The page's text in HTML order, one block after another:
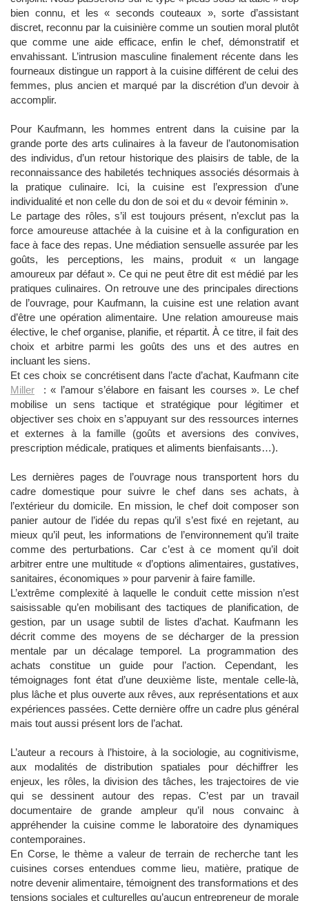
bien connu, et les « seconds couteaux », sorte d’assistant
discret, reconnu par la cuisinière comme un soutien moral plutôt
que comme une aide efficace, enfin le chef, démonstratif et
envahissant. L’intrusion masculine finalement récente dans les
fourneaux distingue un rapport à la cuisine différent de celui des
femmes, plus ancien et marqué par la discrétion d’un devoir à
accomplir.
Pour Kaufmann, les hommes entrent dans la cuisine par la
grande porte des arts culinaires à la faveur de l’autonomisation
des individus, d’un retour historique des plaisirs de table, de la
reconnaissance des habiletés techniques associés désormais à
la pratique culinaire. Ici, la cuisine est l’expression d’une
individualité et non celle du don de soi et du « devoir féminin ».
Le partage des rôles, s’il est toujours présent, n’exclut pas la
force amoureuse attachée à la cuisine et à la configuration en
face à face des repas. Une médiation sensuelle assurée par les
goûts, les perceptions, les mains, produit « un langage
amoureux par défaut ». Ce qui ne peut être dit est médié par les
pratiques culinaires. On retrouve une des principales directions
de l’ouvrage, pour Kaufmann, la cuisine est une relation avant
d’être une opération alimentaire. Une relation amoureuse mais
élective, le chef organise, planifie, et répartit. À ce titre, il fait des
choix et arbitre parmi les goûts des uns et des autres en
incluant les siens.
Et ces choix se concrétisent dans l’acte d’achat, Kaufmann cite
Miller : « l’amour s’élabore en faisant les courses ». Le chef
mobilise un sens tactique et stratégique pour légitimer et
objectiver ses choix en s’appuyant sur des ressources internes
et externes à la famille (goûts et aversions des convives,
prescription médicale, pratiques et aliments bienfaisants…).
Les dernières pages de l’ouvrage nous transportent hors du
cadre domestique pour suivre le chef dans ses achats, à
l’extérieur du domicile. En mission, le chef doit composer son
panier autour de l’idée du repas qu’il s’est fixé en rejetant, au
mieux qu’il peut, les informations de l’environnement qu’il traite
comme des perturbations. Car c’est à ce moment qu’il doit
arbitrer entre une multitude « d’options alimentaires, gustatives,
sanitaires, économiques » pour parvenir à faire famille.
L’extrême complexité à laquelle le conduit cette mission n’est
saisissable qu’en mobilisant des tactiques de planification, de
gestion, par un usage subtil de listes d’achat. Kaufmann les
décrit comme des moyens de se décharger de la pression
mentale par un décalage temporel. La programmation des
achats constitue un guide pour l’action. Cependant, les
témoignages font état d’une deuxième liste, mentale celle-là,
plus lâche et plus ouverte aux rêves, aux représentations et aux
expériences passées. Cette dernière offre un cadre plus général
mais tout aussi présent lors de l’achat.
L’auteur a recours à l’histoire, à la sociologie, au cognitivisme,
aux modalités de distribution spatiales pour déchiffrer les
enjeux, les rôles, la division des tâches, les trajectoires de vie
qui se dessinent autour des repas. C’est par un travail
documentaire de grande ampleur qu’il nous convainc à
appréhender la cuisine comme le laboratoire des dynamiques
contemporaines.
En Corse, le thème a valeur de terrain de recherche tant les
cuisines corses entendues comme lieu, matière, pratique de
notre devenir alimentaire, témoignent des transformations et des
tensions sociales et culturelles qu’aucun entrepreneur de morale